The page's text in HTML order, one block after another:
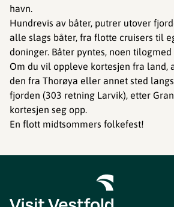
havn.
Hundrevis av båter, putrer utover
alle slags båter, fra flotte cruisers til
doninger. Båter pyntes, noen
Om du vil oppleve kortesjen fra land,
den fra Thorøya eller annet sted
fjorden (303 retning Larvik), etter
kortesjen seg opp.
En flott midtsommers folkefest!